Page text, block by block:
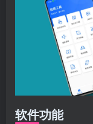
软件功能
使用社交